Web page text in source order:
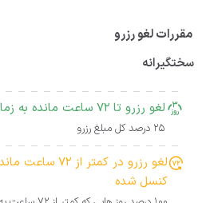
مقررات لغو رزرو
سختگیرانه
لغو رزرو تا 72 ساعت مانده به زمان ورود روز کنسل شده
25 درصد کل مبلغ رزرو
لغو رزرو در کمتر
کنسل شده